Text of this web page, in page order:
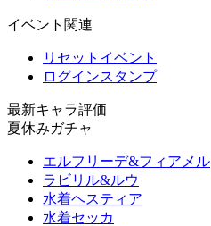
イベント関連
リセットイベント
ログインスタンプ
最新キャラ評価
夏休みガチャ
エルフリーデ&フィアメル
ラビリル&ルウ
水着ヘスティア
水着セッカ